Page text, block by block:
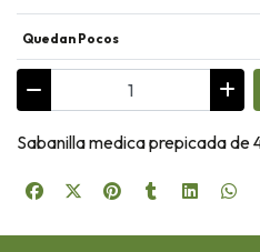
Quedan Pocos
Sabanilla medica prepicada de